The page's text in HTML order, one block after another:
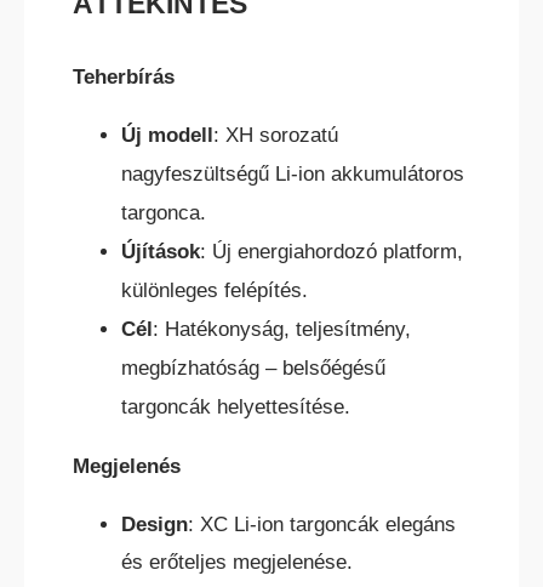
TARGONCA
KÜLTÉRI ELEKTROMOS HOMLOKVILLÁS
TARGONCA
DÍZEL/GÁZÜZEMŰ HOMLOKVILLÁS
Teherbírás
Új modell : XH sorozatú
nagyfeszültségű Li-ion akkumulátoros
targonca.
Újítások: Új energiahordozó platform,
különleges felépítés.
Cél : Hatékonyság, teljesítmény,
megbízhatóság – belsőégésű
targoncák helyettesítése.
Megjelenés
Design: XC Li-ion targoncák elegáns
és erőteljes megjelenése.